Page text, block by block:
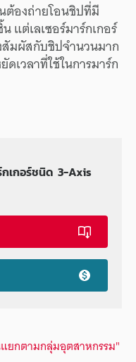
ต้องถ่ายโอนชิปที่มี
แต่เลเซอร์มาร์กเกอร์
สัมผัสกับชิปจำนวนมาก
เวลาที่ใช้ในการมาร์ก
กเกอร์ชนิด 3-Axis
ยกตามกลุ่มอุตสาหกรรม"